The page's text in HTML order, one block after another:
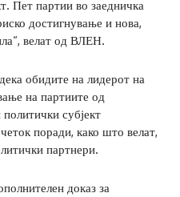
Пет партии во заедничка
достигнување и нова,
велат од ВЛЕН.
обидите на лидерот на
на партиите од
субјект
поради, како што велат,
партнери.
доказ за